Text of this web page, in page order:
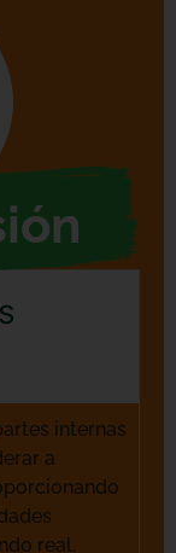
internas
a
real.